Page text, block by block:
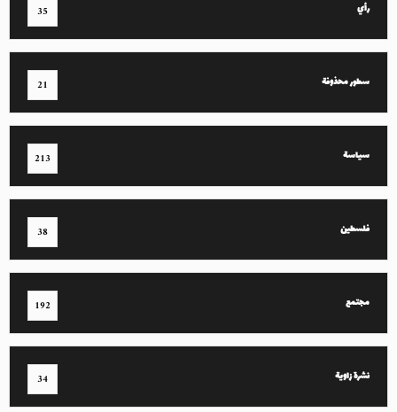
رأي 35
سطور محذوفة 21
سياسة 213
فلسطين 38
مجتمع 192
نشرة زاوية 34